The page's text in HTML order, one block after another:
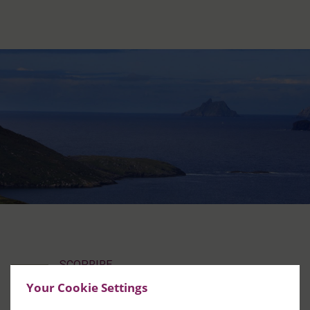
Your Cookie Settings
SCOPRIRE
Spiagge vicine